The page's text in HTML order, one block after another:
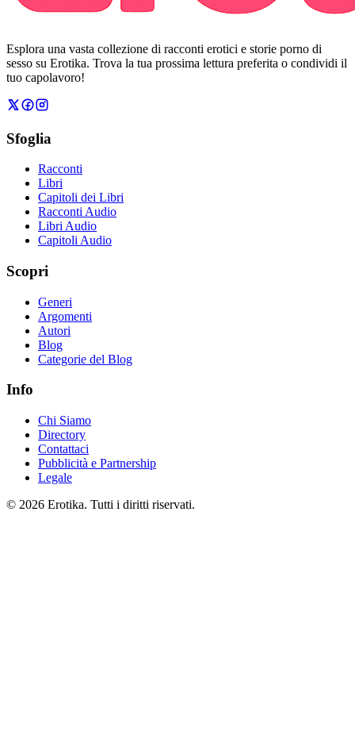
Esplora una vasta collezione di racconti erotici e storie porno di
sesso su Erotika. Trova la tua prossima lettura preferita o condividi il
tuo capolavoro!
Sfoglia
Racconti
Libri
Capitoli dei Libri
Racconti Audio
Libri Audio
Capitoli Audio
Scopri
Generi
Argomenti
Autori
Blog
Categorie del Blog
Info
Chi Siamo
Directory
Contattaci
Pubblicità e Partnership
Legale
© 2026 Erotika. Tutti i diritti riservati.